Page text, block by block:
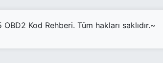
Kod Rehberi. Tüm hakları saklıdır.~